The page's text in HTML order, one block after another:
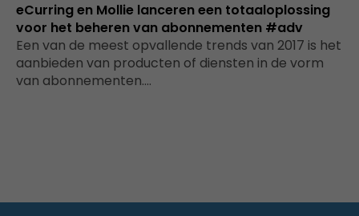
eCurring en Mollie lanceren een totaaloplossing
voor het beheren van abonnementen #adv
Een van de meest opvallende trends van 2017 is het
aanbieden van producten of diensten in de vorm
van abonnementen.…